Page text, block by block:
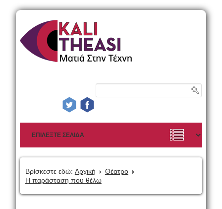
Βρίσκεστε εδώ: Αρχική
Θέατρο
Η παράσταση που θέλω